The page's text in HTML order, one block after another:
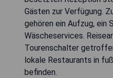
Gästen zur Verfügung.
gehören ein Aufzug, ein
Wäscheservices.
Tourenschalter
lokale Restaurants in
befinden.